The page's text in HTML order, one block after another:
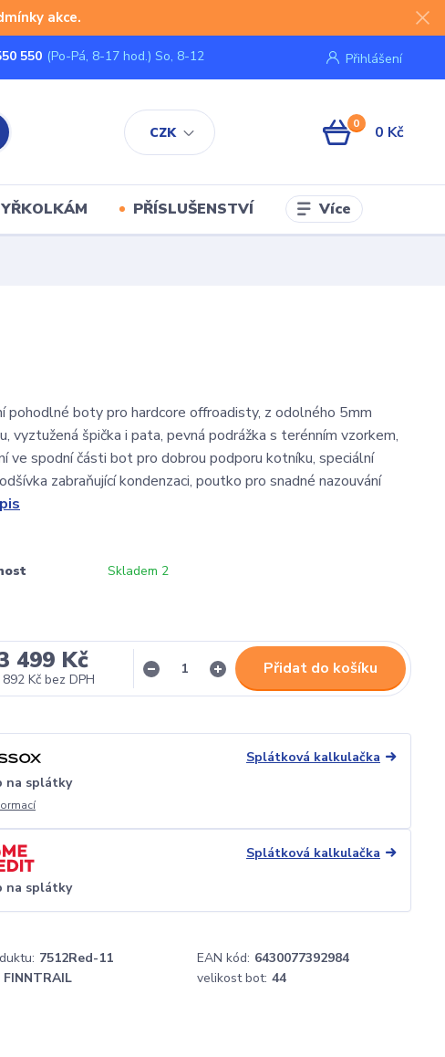
akce.
CZK
Přihlášení
550 (Po-Pá, 8-17 hod.) So, 8-12
0 0 Kč
PŘÍSLUŠENSTVÍ Více
pohodlné boty pro hardcore offroadisty, z odolného 5mm
vyztužená špička i pata, pevná podrážka s terénním vzorkem,
ve spodní části bot pro dobrou podporu kotníku, speciální
zabraňující kondenzaci, poutko pro snadné nazouvání
Skladem 2
499 Kč
892 Kč bez DPH
Přidat do košíku
Splátková kalkulačka
na splátky
Splátková kalkulačka
na splátky
7512Red-11 EAN kód: 6430077392984
FINNTRAIL velikost bot: 44